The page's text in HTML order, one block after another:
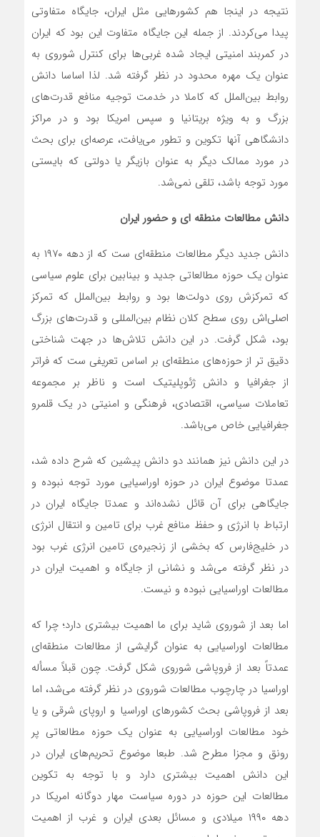
نتیجه در اینجا هم کشورهایی مثل ایران، جایگاه متفاوتی
پیدا می‌کردند. از جمله این جایگاه متفاوت این بود که ایران
در کمربند امنیتی‌ ایجاد شده غربی‌ها برای کنترل شوروی به
عنوان یک مهره محدود در نظر گرفته شد. لذا اساسا دانش
روابط بین‌الملل که کاملا در خدمت توجیه منافع قدرت‌های
بزرگ و به ویژه بریتانیا و سپس امریکا بود و در مراکز
دانشگاهی آنها تکوین و تطور می‌یافت، عرصه‌ای برای بحث
در مورد ممالک دیگر به عنوان بازیگر یا دولتی که بایستی
مورد توجه باشد، تلقی نمی‌شد.
دانش مطالعات منطقه ای و حضور ایران
دانش جدید دیگر مطالعات منطقه‌ای ست که از دهه ۱۹۷۰ به
عنوان یک حوزه مطالعاتی جدید و بینابین برای علوم سیاسی
که تمرکزش روی دولت‌ها بود و روابط بین‌الملل که تمرکز
اصلی‌اش روی سطح کلان نظام بین‌المللی و قدرت‌های بزرگ
بود، شکل گرفت. در این دانش تلاش‌ها در جهت شناختی
دقیق تر از حوزه‌های منطقه‌ای بر اساس تعریفی ست که فراتر
از جغرافیا و دانش ژئوپلیتیک است و ناظر بر مجموعه
تعاملات سیاسی، اقتصادی، فرهنگی و امنیتی در یک قلمرو
جغرافیایی خاص می‌باشد.
در این دانش نیز همانند دو دانش پیشین که شرح داده شد،
عمدتا موضوع ایران در حوزه اوراسیایی مورد توجه نبوده و
جایگاهی برای آن قائل نشده‌اند و عمدتا جایگاه ایران در
ارتباط با انرژی و حفظ منافع غرب برای تامین و انتقال انرژی
در خلیج‌فارس که بخشی از زنجیره‌ی تامین انرژی غرب بود
در نظر گرفته می‌شد و نشانی از جایگاه و اهمیت ایران در
مطالعات اوراسیایی نبوده و نیست.
اما بعد از شوروی شاید برای ما اهمیت بیشتری دارد؛ چرا که
مطالعات اوراسیایی به عنوان گرایشی از مطالعات منطقه‌ای
عمدتاً بعد از فروپاشی شوروی شکل گرفت. چون قبلاً مسأله
اوراسیا در چارچوب مطالعات شوروی در نظر گرفته می‌شد، اما
بعد از فروپاشی بحث کشورهای اوراسیا و اروپای شرقی و یا
خود مطالعات اوراسیایی به عنوان یک حوزه مطالعاتی پر
رونق و مجزا مطرح شد. طبعا موضوع تحریم‌های ایران در
این دانش اهمیت بیشتری دارد و با توجه به تکوین
مطالعات این حوزه در دوره سیاست مهار دوگانه امریکا در
دهه ۱۹۹۰ میلادی و مسائل بعدی ایران و غرب از اهمیت